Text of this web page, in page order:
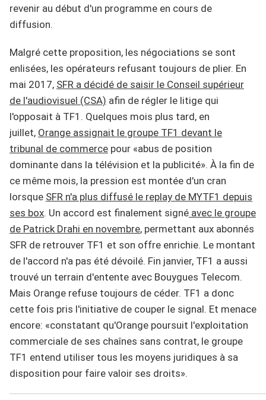
revenir au début d'un programme en cours de
diffusion.
Malgré cette proposition, les négociations se sont
enlisées, les opérateurs refusant toujours de plier. En
mai 2017, SFR a décidé de saisir le Conseil supérieur
de l'audiovisuel (CSA) afin de régler le litige qui
l'opposait à TF1. Quelques mois plus tard, en
juillet, Orange assignait le groupe TF1 devant le
tribunal de commerce pour «abus de position
dominante dans la télévision et la publicité». À la fin de
ce même mois, la pression est montée d'un cran
lorsque SFR n'a plus diffusé le replay de MYTF1 depuis
ses box. Un accord est finalement signé avec le groupe
de Patrick Drahi en novembre, permettant aux abonnés
SFR de retrouver TF1 et son offre enrichie. Le montant
de l'accord n'a pas été dévoilé. Fin janvier, TF1 a aussi
trouvé un terrain d'entente avec Bouygues Telecom.
Mais Orange refuse toujours de céder. TF1 a donc
cette fois pris l'initiative de couper le signal. Et menace
encore: «constatant qu'Orange poursuit l'exploitation
commerciale de ses chaînes sans contrat, le groupe
TF1 entend utiliser tous les moyens juridiques à sa
disposition pour faire valoir ses droits».